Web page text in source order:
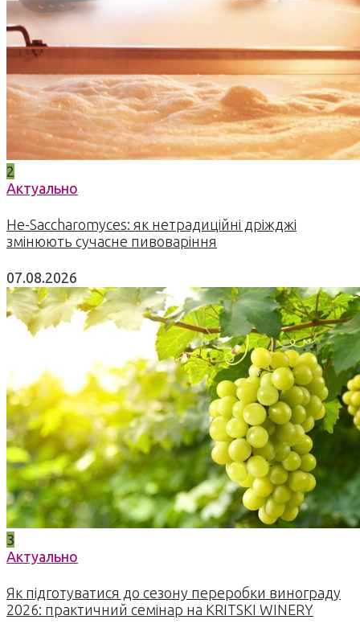
2
Актуально
Не-Saccharomyces: як нетрадиційні дріжджі
змінюють сучасне пивоваріння
07.08.2026
3
Актуально
Як підготуватися до сезону переробки винограду
2026: практичний семінар на KRITSKI WINERY